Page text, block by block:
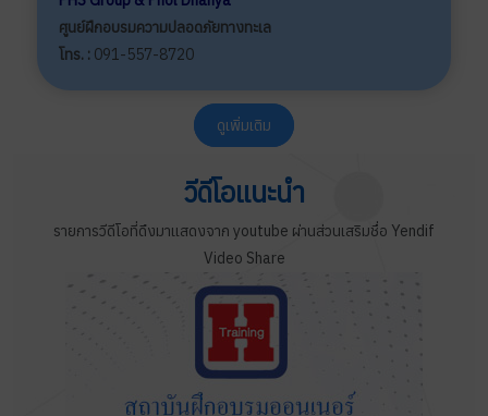
ศูนย์ฝึกอบรมความปลอดภัยทางทะเล
โทร. : 091-557-8720
ดูเพิ่มเติม
วีดีโอแนะนำ
รายการวีดีโอที่ดึงมาแสดงจาก youtube ผ่านส่วนเสริมชื่อ Yendif
Video Share